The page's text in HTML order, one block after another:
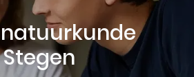
Stegen